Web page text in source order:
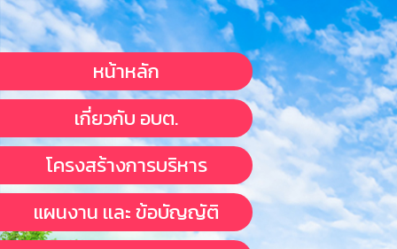
หน้าหลัก
เกี่ยวกับ อบต.
โครงสร้างการบริหาร
แผนงาน เเละ ข้อบัญญัติ